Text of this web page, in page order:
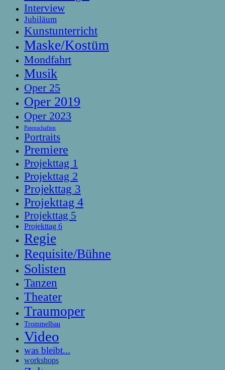
Interview
Jubiläum
Kunstunterricht
Maske/Kostüm
Mondfahrt
Musik
Oper 25
Oper 2019
Oper 2023
Patenschaften
Portraits
Premiere
Projekttag 1
Projekttag 2
Projekttag 3
Projekttag 4
Projekttag 5
Projekttag 6
Regie
Requisite/Bühne
Solisten
Tanzen
Theater
Traumoper
Trommelbau
Video
was bleibt...
workshops